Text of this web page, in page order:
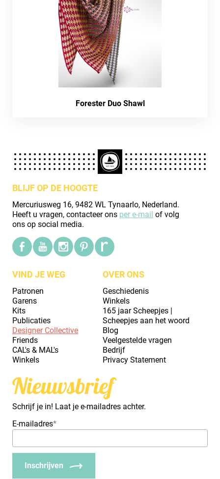
Forester Duo Shawl
BLIJF OP DE HOOGTE
Mercuriusweg 16, 9482 WL Tynaarlo, Nederland.
Heeft u vragen, contacteer ons per e-mail of volg
ons op social media.
VIND JE WEG
Patronen
Garens
Kits
Publicaties
Designer Collective
Friends
CAL's & MAL's
Winkels
OVER ONS
Geschiedenis
Winkels
165 jaar Scheepjes |
Scheepjes aan het woord
Blog
Veelgestelde vragen
Bedrijf
Privacy Statement
Nieuwsbrief
Schrijf je in! Laat je e-mailadres achter.
E-mailadres*
Inschrijven